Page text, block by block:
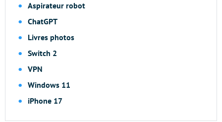
Aspirateur robot
ChatGPT
Livres photos
Switch 2
VPN
Windows 11
iPhone 17